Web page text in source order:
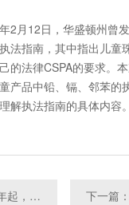
2月12日，华盛顿州曾
法指南，其中指出儿童
的法律CSPA的要求。
产品中铅、镉、邻苯的
解执法指南的具体内容。
上一篇：2019年起，检验检测机构证书编号和报告将对外可查